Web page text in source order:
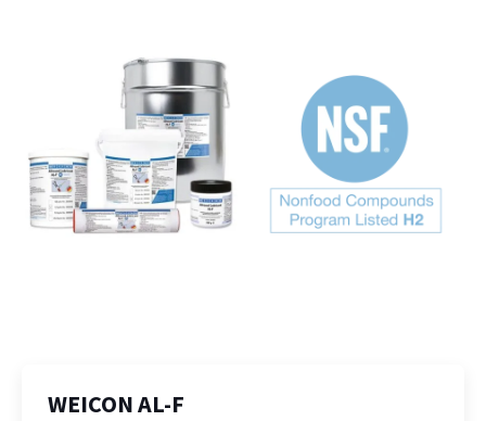
WEICON AL-F